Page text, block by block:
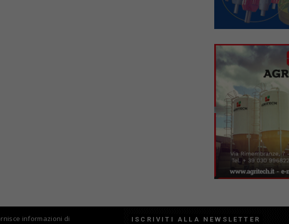
informazioni di
ISCRIVITI ALLA NEWSLETTER